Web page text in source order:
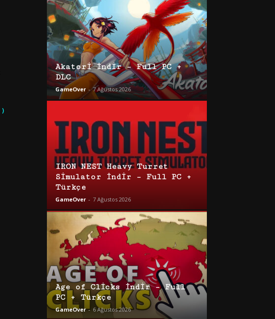
)
Akatori İndir – Full PC +
DLC
GameOver - 7 Ağustos 2026
IRON NEST Heavy Turret
Simulator İndir – Full PC +
Türkçe
GameOver - 7 Ağustos 2026
Age of Clicks İndir – Full
PC + Türkçe
GameOver - 6 Ağustos 2026